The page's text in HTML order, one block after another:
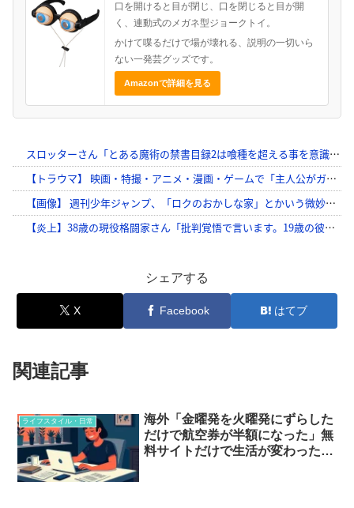
口を開けると目が閉じ、口を閉じると目が開
く、連動式のメガネ型ジョークトイ。
かけて喋るだけで場が壊れる、説明の一切いら
ない一発芸グッズです。
Amazonで詳細を見る
シェアする
X Facebook はてブ
関連記事
ライフスタイル・日常
海外「金曜発を火曜発にずらした
だけで航空券が半額になった」無
料サイトだけで生活が変わった